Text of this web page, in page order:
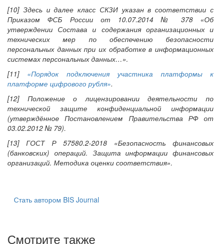
[10] Здесь и далее класс СКЗИ указан в соответствии с
Приказом ФСБ России от 10.07.2014 № 378 «Об
утверждении Состава и содержания организационных и
технических мер по обеспечению безопасности
персональных данных при их обработке в информационных
системах персональных данных…».
[11] «Порядок подключения участника платформы к
платформе цифрового рубля».
[12] Положение о лицензировании деятельности по
технической защите конфиденциальной информации
(утверждённое Постановлением Правительства РФ от
03.02.2012 № 79).
[13] ГОСТ Р 57580.2-2018 «Безопасность финансовых
(банковских) операций. Защита информации финансовых
организаций. Методика оценки соответствия».
Стать автором BIS Journal
Смотрите также